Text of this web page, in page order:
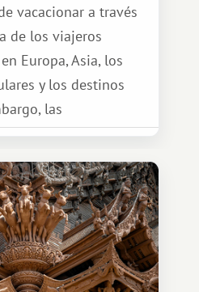
vacacionar a través
de los viajeros
Europa, Asia, los
y los destinos
las
ofrece el sistema
mucho más
se encuentra
que ofrece una
completamente